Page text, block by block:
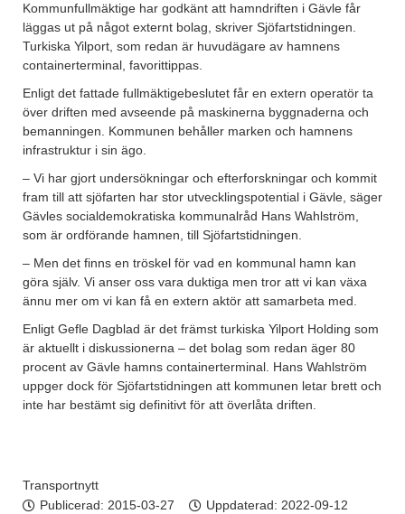
Kommunfullmäktige har godkänt att hamndriften i Gävle får
läggas ut på något externt bolag, skriver Sjöfartstidningen.
Turkiska Yilport, som redan är huvudägare av hamnens
containerterminal, favorittippas.
Enligt det fattade fullmäktigebeslutet får en extern operatör ta
över driften med avseende på maskinerna byggnaderna och
bemanningen. Kommunen behåller marken och hamnens
infrastruktur i sin ägo.
– Vi har gjort undersökningar och efterforskningar och kommit
fram till att sjöfarten har stor utvecklingspotential i Gävle, säger
Gävles socialdemokratiska kommunalråd Hans Wahlström,
som är ordförande hamnen, till Sjöfartstidningen.
– Men det finns en tröskel för vad en kommunal hamn kan
göra själv. Vi anser oss vara duktiga men tror att vi kan växa
ännu mer om vi kan få en extern aktör att samarbeta med.
Enligt Gefle Dagblad är det främst turkiska Yilport Holding som
är aktuellt i diskussionerna – det bolag som redan äger 80
procent av Gävle hamns containerterminal. Hans Wahlström
uppger dock för Sjöfartstidningen att kommunen letar brett och
inte har bestämt sig definitivt för att överlåta driften.
Transportnytt
Publicerad: 2015-03-27 Uppdaterad: 2022-09-12